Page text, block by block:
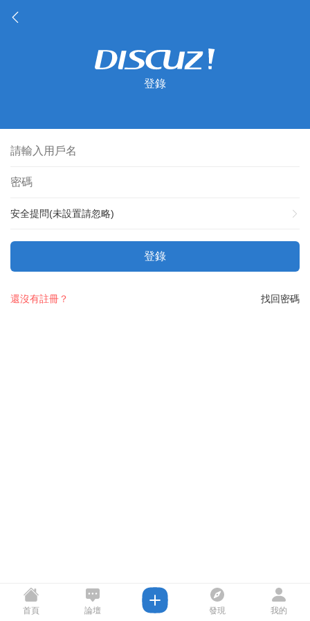
登錄
安全提問(未設置請忽略)
登錄
找回密碼
還沒有註冊？
首頁 論壇 發現 我的